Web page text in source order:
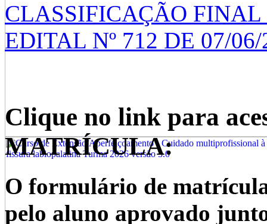
CLASSIFICAÇÃO FINAL
EDITAL Nº 712 DE 07/06/
Clique no link para
MATRÍCULA:
O formulário de
pelo aluno aprovado